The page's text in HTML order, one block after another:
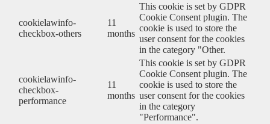
cookielawinfo-
checkbox-others
11
months
This cookie is set by GDPR
Cookie Consent plugin. The
cookie is used to store the
user consent for the cookies
in the category "Other.
cookielawinfo-
checkbox-
performance
11
months
This cookie is set by GDPR
Cookie Consent plugin. The
cookie is used to store the
user consent for the cookies
in the category
"Performance".